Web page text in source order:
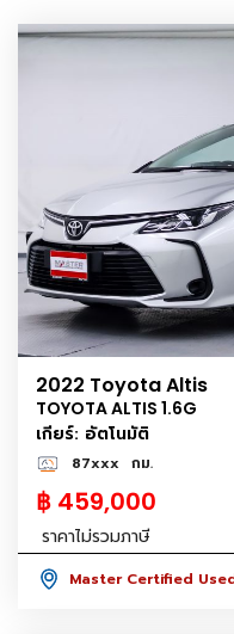
2022 Toyota Altis
TOYOTA ALTIS 1.6G
เกียร์: อัตโนมัติ
87xxx กม.
฿ 459,000
ราคาไม่รวมภาษี
Master Certified